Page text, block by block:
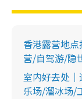
香港露营地
营/自驾游/隐
室内好去处
乐场/溜冰场/